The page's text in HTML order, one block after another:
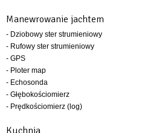
Manewrowanie jachtem
- Dziobowy ster strumieniowy
- Rufowy ster strumieniowy
- GPS
- Ploter map
- Echosonda
- Głębokościomierz
- Prędkościomierz (log)
Kuchnia